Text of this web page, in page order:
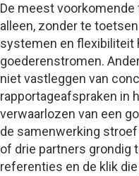
De meest
alleen, zonder te
systemen en
goederenstromen.
niet vastleggen van
rapportageafspraken in
verwaarlozen van een
de samenwerking
of drie partners grondig
referenties en de klik